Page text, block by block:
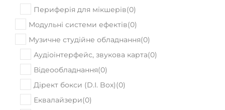
Периферія для мікшерів(0)
Модульні системи ефектів(0)
Музичне студійне обладнання(0)
Аудіоінтерфейс, звукова карта(0)
Відеообладнання(0)
Дірект бокси (D.I. Box)(0)
Еквалайзери(0)